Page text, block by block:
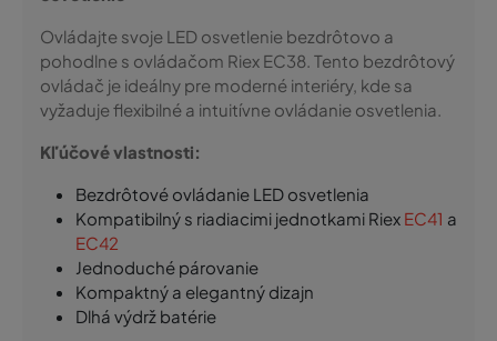
Ovládajte svoje LED osvetlenie bezdrôtovo a
pohodlne s ovládačom Riex EC38. Tento bezdrôtový
ovládač je ideálny pre moderné interiéry, kde sa
vyžaduje flexibilné a intuitívne ovládanie osvetlenia.
Kľúčové vlastnosti:
Bezdrôtové ovládanie LED osvetlenia
Kompatibilný s riadiacimi jednotkami Riex EC41 a
EC42
Jednoduché párovanie
Kompaktný a elegantný dizajn
Dlhá výdrž batérie